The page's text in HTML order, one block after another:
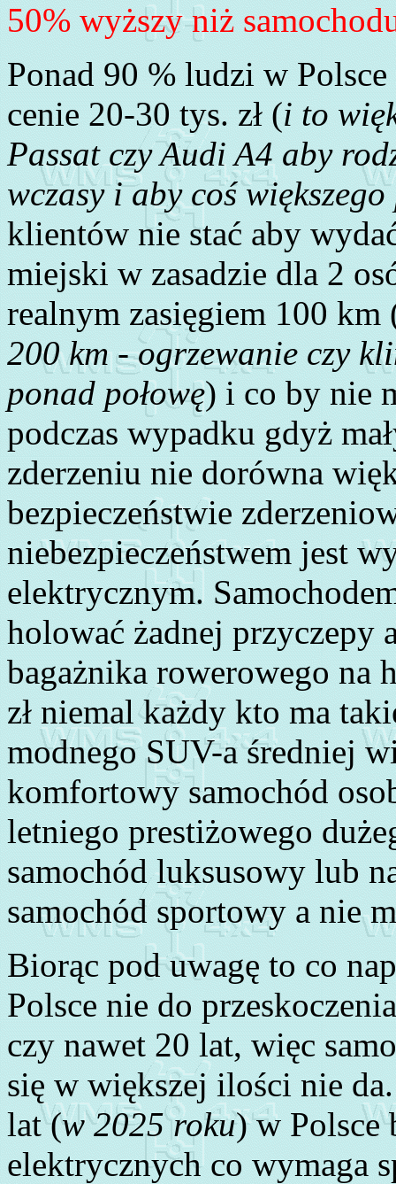
50% wyższy niż
Ponad 90 % ludzi w
cenie 20-30 tys. zł (i to
Passat czy Audi A4 aby
wczasy i aby coś
klientów nie stać aby
miejski w zasadzie dla 2
realnym zasięgiem 100 km
200 km - ogrzewanie czy
ponad połowę) i co by nie
podczas wypadku gdyż
zderzeniu nie dorówna
bezpieczeństwie
niebezpieczeństwem jest
elektrycznym.
holować żadnej przyczepy
bagażnika rowerowego na
zł niemal każdy kto ma
modnego SUV-a średniej
komfortowy samochód
letniego prestiżowego
samochód luksusowy lub
samochód sportowy a nie
Biorąc pod uwagę to co
Polsce nie do
czy nawet 20 lat, więc
się w większej ilości nie
lat (w 2025 roku) w Polsce
elektrycznych co wymaga